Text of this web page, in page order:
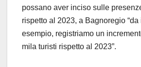
possano aver inciso sulle
rispetto al 2023, a Bagnoregio
esempio, registriamo un
mila turisti rispetto al 2023”.